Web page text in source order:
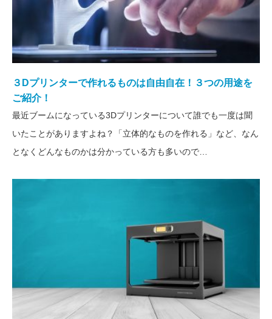
３Dプリンターで作れるものは自由自在！３つの用途を
ご紹介！
最近ブームになっている3Dプリンターについて誰でも一度は聞
いたことがありますよね？「立体的なものを作れる」など、なん
となくどんなものかは分かっている方も多いので…